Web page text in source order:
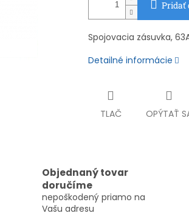
Pridať
Spojovacia zásuvka,
Detailné informácie
TLAČ OPÝTAŤ
Objednaný tovar
doručíme
nepoškodený priamo na
Vašu adresu